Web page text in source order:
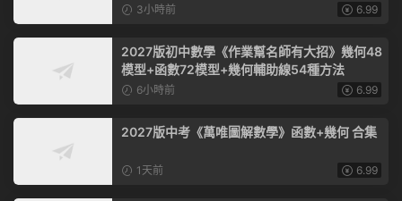
3小時前 6.99
2027版初中數學《作業幫名師有大招》幾何48
模型+函數72模型+幾何輔助線54種方法
6小時前 6.99
2027版中考《萬唯圖解數學》函數+幾何 合集
1天前 6.99